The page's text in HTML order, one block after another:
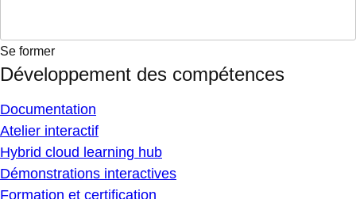
Se former
Développement des compétences
Documentation
Atelier interactif
Hybrid cloud learning hub
Démonstrations interactives
Formation et certification